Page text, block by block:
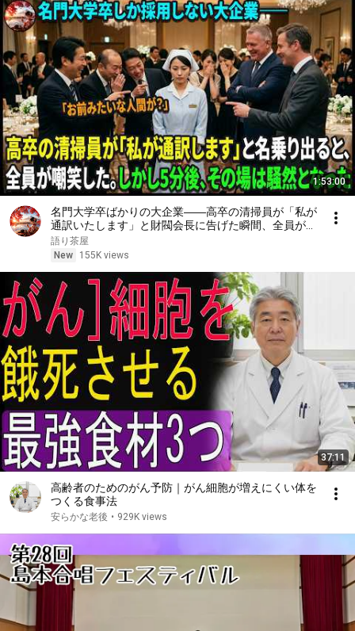
1:53:00
名門大学卒ばかりの大企業――高卒の清掃員が「私が
通訳いたします」と財閥会長に告げた瞬間、全員が嘲
笑した。しかし5分後、その場は静まり返った。#動
エピソード#老後の物語 #家族の物語
語り茶屋
New
155K views
37:11
高齢者のためのがん予防｜がん細胞が増えにくい体を
つくる食事法
安らかな老後 • 929K views